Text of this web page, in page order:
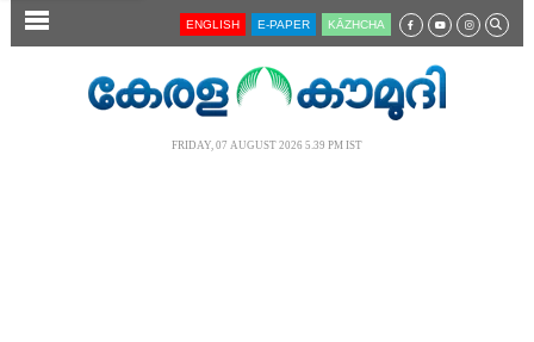
SECTIONS ENGLISH E-PAPER KĀZHCHA
FRIDAY, 07 AUGUST 2026 5.39 PM IST